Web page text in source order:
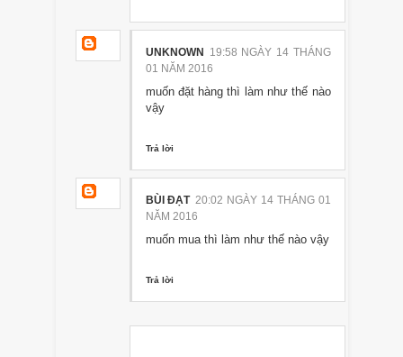
UNKNOWN
19:58 NGÀY 14 THÁNG
01 NĂM 2016
muốn đặt hàng thì làm như thế nào
vậy
Trả lời
BÙI ĐẠT 20:02 NGÀY 14 THÁNG 01
NĂM 2016
muốn mua thì làm như thế nào vậy
Trả lời